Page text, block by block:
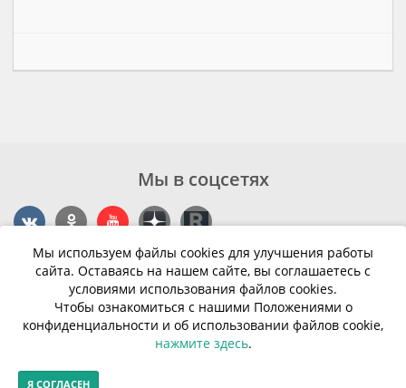
Мы используем файлы cookies для улучшения работы
сайта. Оставаясь на нашем сайте, вы соглашаетесь с
условиями использования файлов cookies.
Чтобы ознакомиться с нашими Положениями о
конфиденциальности и об использовании файлов cookie,
нажмите здесь.
Я СОГЛАСЕН
Мы в соцсетях
Контакты
г. Калининград, ул. Эпроновская, 1
Часы работы: с 10:00 до 20:00